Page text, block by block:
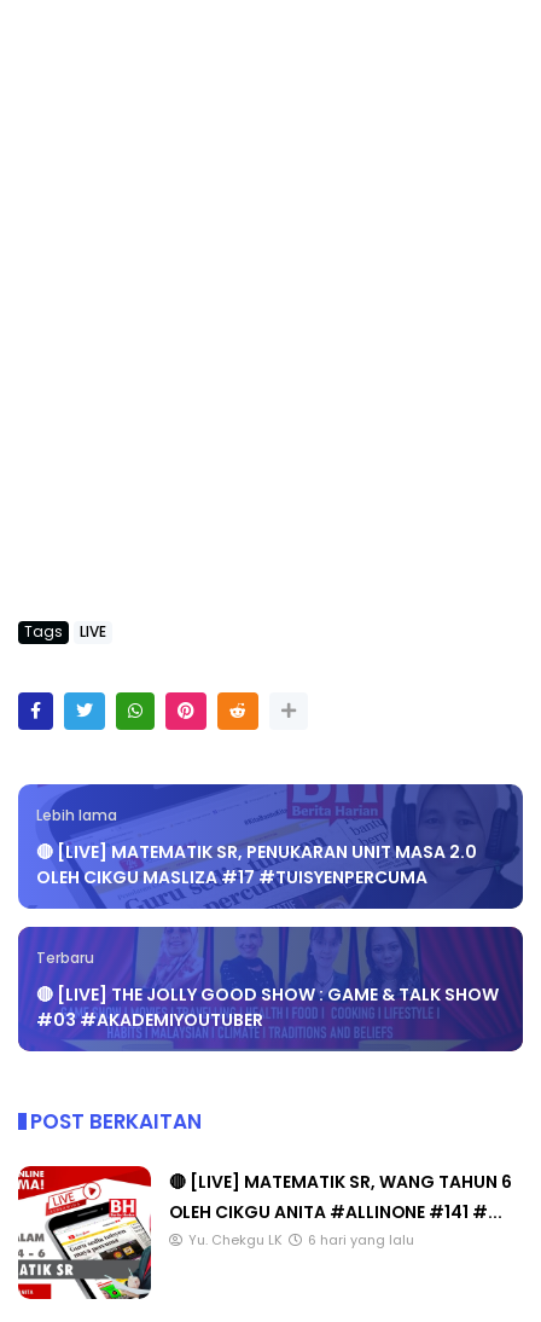
Tags LIVE
Lebih lama
🔴 [LIVE] MATEMATIK SR, PENUKARAN UNIT MASA 2.0
OLEH CIKGU MASLIZA #17 #TUISYENPERCUMA
Terbaru
🔴 [LIVE] THE JOLLY GOOD SHOW : GAME & TALK SHOW
#03 #AKADEMIYOUTUBER
POST BERKAITAN
🔴 [LIVE] MATEMATIK SR, WANG TAHUN 6
OLEH CIKGU ANITA #ALLINONE #141 #...
Yu. Chekgu LK 6 hari yang lalu